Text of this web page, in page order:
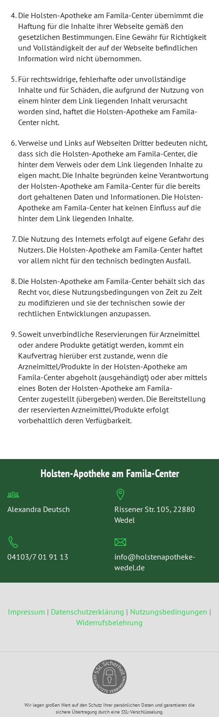
Die Holsten-Apotheke am Famila-Center übernimmt die
Haftung für die Inhalte ihrer Webseite gemäß den
gesetzlichen Bestimmungen. Eine Gewähr für Richtigkeit
und Vollständigkeit der auf der Webseite befindlichen
Information wird nicht übernommen.
Für rechtswidrige, fehlerhafte oder unvollständige
Inhalte und für Schäden, die aufgrund der Nutzung von
einem hinter dem Link liegenden Inhalt verursacht
worden sind, haftet die Holsten-Apotheke am Famila-
Center nicht.
Verweise und Links auf Webseiten Dritter bedeuten nicht,
dass sich die Holsten-Apotheke am Famila-Center, die
hinter dem Verweis oder dem Link liegenden Inhalte zu
eigen macht. Die Inhalte begründen keine Verantwortung
der Holsten-Apotheke am Famila-Center für die bereits
dort gehaltenen Daten und Informationen. Die Holsten-
Apotheke am Famila-Center hat keinen Einfluss auf die
hinter dem Link liegenden Inhalte.
Die Nutzung des Internets erfolgt auf eigene Gefahr des
Nutzers. Die Holsten-Apotheke am Famila-Center haftet
vor allem nicht für den technisch bedingten Ausfall.
Die Holsten-Apotheke am Famila-Center behält sich das
Recht vor, diese Nutzungsbedingungen von Zeit zu Zeit
zu modifizieren und sie der technischen sowie der
rechtlichen Entwicklungen anzupassen.
Soweit unverbindliche Reservierungen für Arzneimittel
oder andere Produkte getätigt werden, kommt ein
Kaufvertrag hierüber erst zustande, wenn die
Arzneimittel/Produkte in der Holsten-Apotheke am
Famila-Center abgeholt (ausgehändigt) oder aber mittels
eines Boten der Holsten-Apotheke am Famila-
Center zugestellt (übergeben) werden. Die Bereitstellung
der reservierten Arzneimittel/Produkte erfolgt
vorbehaltlich deren Verfügbarkeit.
Holsten-Apotheke am Famila-Center
Alexandra Deutsch
Rissener Str. 105, 22880
Wedel
04103/7 01 91 13
info@holstenapotheke-
wedel.de
Impressum | Datenschutzerklärung | Nutzungsbedingungen |
Widerrufsbelehrung
Wir legen großen Wert auf den Schutz Ihrer persönlichen Daten und garantieren die
sichere Übertragung durch eine SSL-Verschlüsselung.